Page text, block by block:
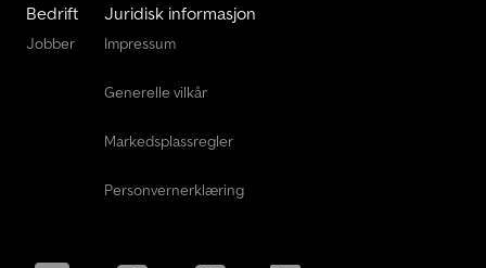
Bedrift
Jobber
Juridisk informasjon
Impressum
Generelle vilkår
Markedsplassregler
Personvernerklæring